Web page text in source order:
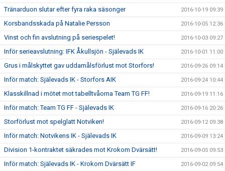
Tränarduon slutar efter fyra raka säsonger 2016-10-19 09:39
Korsbandsskada på Natalie Persson 2016-10-05 12:36
Vinst och fin avslutning på seriespelet! 2016-10-03 09:27
Inför serieavslutning: IFK Åkullsjön - Själevads IK 2016-10-01 11:00
Grus i målskyttet gav uddamålsförlust mot Storfors! 2016-09-26 09:14
Inför match: Själevads IK - Storfors AIK 2016-09-24 10:44
Klasskillnad i mötet mot tabelltvåorna Team TG FF! 2016-09-19 11:16
Inför match: Team TG FF - Själevads IK 2016-09-16 20:26
Storförlust mot spelglatt Notviken! 2016-09-12 09:38
Inför match: Notvikens IK - Själevads IK 2016-09-09 13:24
Division 1-kontraktet säkrades mot Krokom Dvärsätt! 2016-09-05 09:53
Inför match: Själevads IK - Krokom Dvärsätt IF 2016-09-02 09:54